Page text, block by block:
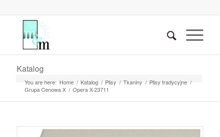
Katalog
You are here: Home / Katalog / Plisy / Tkaniny / Plisy tradycyjne /
Grupa Cenowa X / Opera X-23711